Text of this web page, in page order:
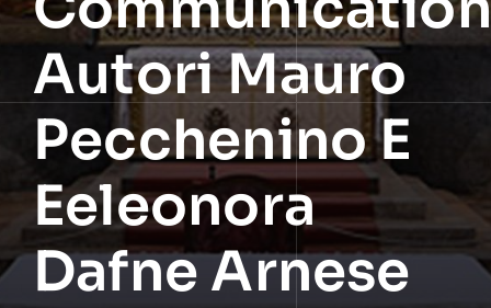
Autori Mauro
Pecchenino E
Eeleonora
Dafne Arnese